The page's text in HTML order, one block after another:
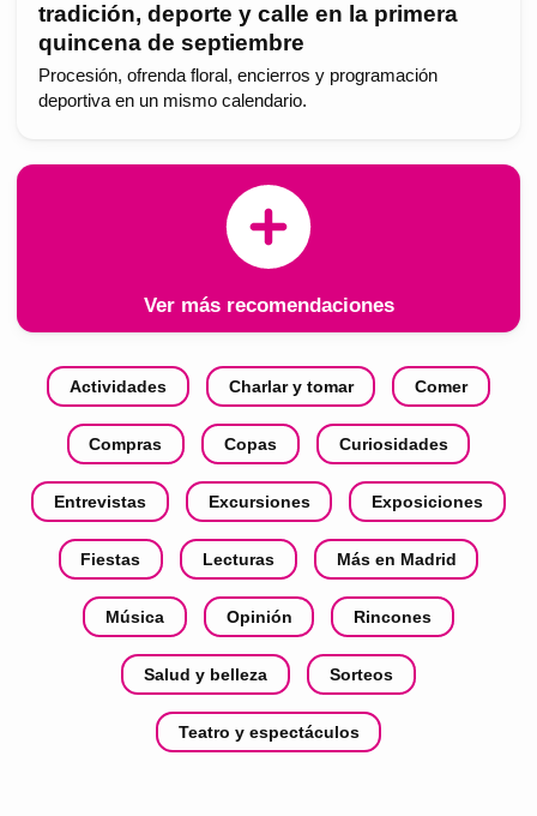
tradición, deporte y calle en la primera
quincena de septiembre
Procesión, ofrenda floral, encierros y programación
deportiva en un mismo calendario.
Ver más recomendaciones
Actividades Charlar y tomar Comer
Compras Copas Curiosidades
Entrevistas Excursiones Exposiciones
Fiestas Lecturas Más en Madrid
Música Opinión Rincones
Salud y belleza Sorteos
Teatro y espectáculos